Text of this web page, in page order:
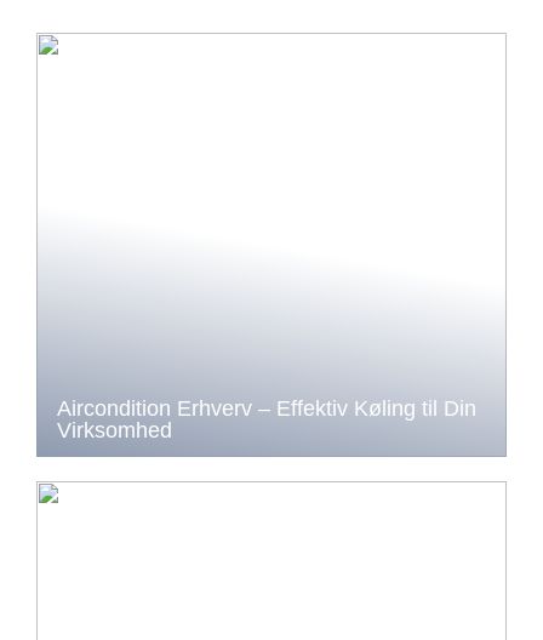
Aircondition Erhverv – Effektiv Køling til Din
Virksomhed